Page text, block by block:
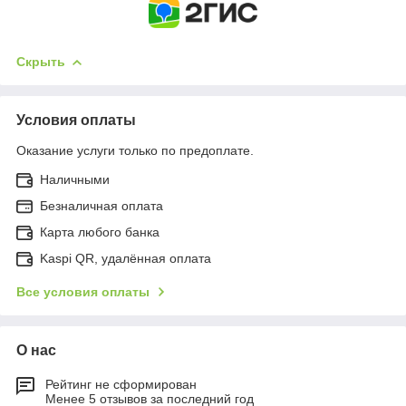
Скрыть
Условия оплаты
Оказание услуги только по предоплате.
Наличными
Безналичная оплата
Карта любого банка
Kaspi QR, удалённая оплата
Все условия оплаты
О нас
Рейтинг не сформирован
Менее 5 отзывов за последний год